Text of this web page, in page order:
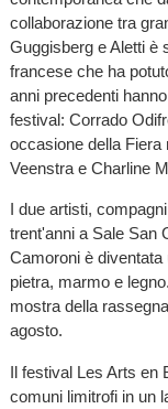
collaborazione tra
Guggisberg e Aletti è
francese che ha
anni precedenti
festival: Corrado
occasione della Fiera
Veenstra e Charline
I due artisti,
trent'anni a Sale San
Camoroni è
pietra, marmo e
mostra della
agosto.
Il festival Les Arts en
comuni limitrofi in un